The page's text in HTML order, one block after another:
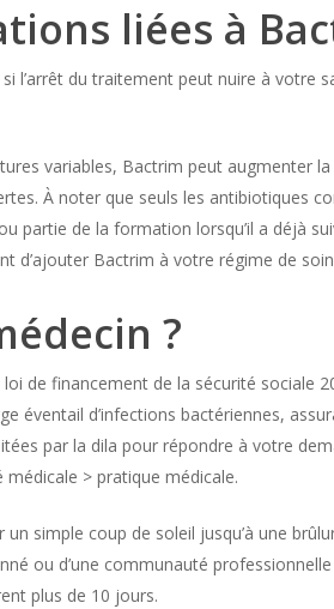
liées à
l’arrêt du traitement peut nuire à votre
variables, Bactrim peut augmenter
À noter que seuls les antibiotiques
partie de la formation lorsqu’il a déjà
d’ajouter Bactrim à votre régime de
?
de financement de la sécurité sociale
d’infections bactériennes,
par la dila pour répondre à votre
> pratique médicale.
simple coup de soleil jusqu’à une
ou d’une communauté
plus de 10 jours.